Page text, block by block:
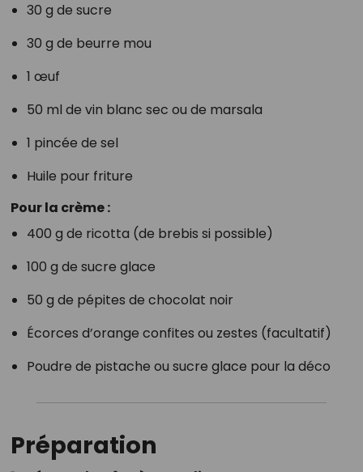
30 g de sucre
30 g de beurre mou
1 œuf
50 ml de vin blanc sec ou de marsala
1 pincée de sel
Huile pour friture
Pour la crème :
400 g de ricotta (de brebis si possible)
100 g de sucre glace
50 g de pépites de chocolat noir
Écorces d’orange confites ou zestes (facultatif)
Poudre de pistache ou sucre glace pour la déco
Préparation